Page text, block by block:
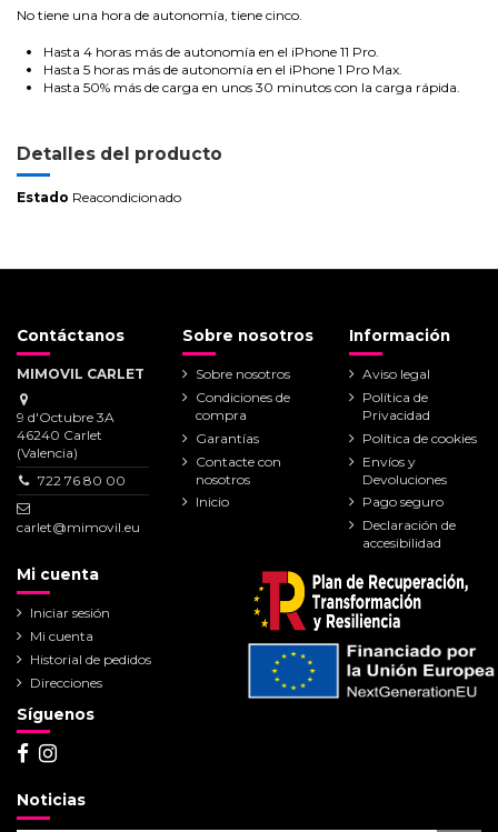
No tiene una hora de autonomía, tiene cinco.
Hasta 4 horas más de autonomía en el iPhone 11 Pro.
Hasta 5 horas más de autonomía en el iPhone 1 Pro Max.
Hasta 50% más de carga en unos 30 minutos con la carga rápida.
Detalles del producto
Estado Reacondicionado
Contáctanos
MIMOVIL CARLET
9 d'Octubre 3A
46240 Carlet
(Valencia)
722 76 80 00
carlet@mimovil.eu
Sobre nosotros
Sobre nosotros
Condiciones de
compra
Garantías
Contacte con
nosotros
Inicio
Información
Aviso legal
Política de
Privacidad
Política de cookies
Envíos y
Devoluciones
Pago seguro
Declaración de
accesibilidad
Mi cuenta
Iniciar sesión
Mi cuenta
Historial de pedidos
Direcciones
Síguenos
Noticias